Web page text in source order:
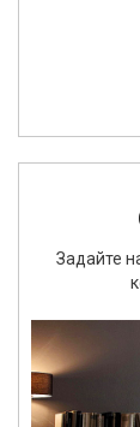
Задайте